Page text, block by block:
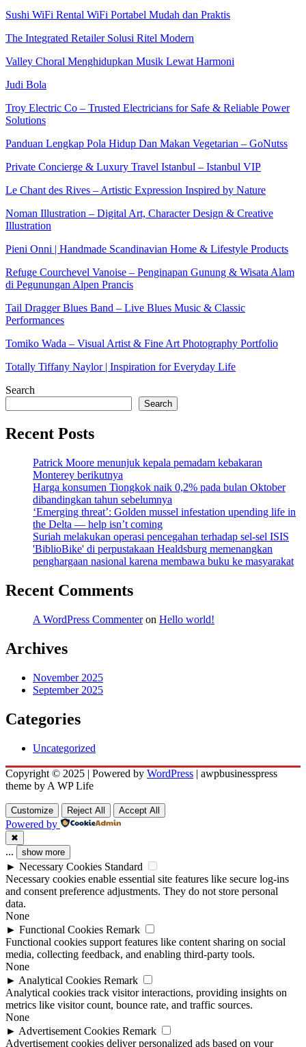
Sushi WiFi Rental WiFi Portabel Mudah dan Praktis
The Integrated Retailer Solusi Ritel Modern
Valley Choral Menghidupkan Musik Lewat Harmoni
Judi Bola
Troy Electric Co – Trusted Electricians for Safe & Reliable Power
Solutions
Panduan Lengkap Pola Hidup Dan Makan Vegetarian – GoNutss
Private Concierge & Luxury Travel Istanbul – Istanbul VIP
Le Chant des Rives – Artistic Expression Inspired by Nature
Noman Illustration – Digital Art, Character Design & Creative
Illustration
Pieni Onni | Handmade Scandinavian Home & Lifestyle Products
Refuge Courchevel Vanoise – Penginapan Gunung & Wisata Alam
di Pegunungan Alpen Prancis
Tail Dragger Blues Band – Live Blues Music & Classic
Performances
Tomiko Wada – Visual Artist & Fine Art Photography Portfolio
Totally Tiffany Naylor | Inspiration for Everyday Life
Search
Search
Recent Posts
Patrick Moore menunjuk kepala pemadam kebakaran
Monterey berikutnya
Harga konsumen Tiongkok naik 0,2% pada bulan Oktober
dibandingkan tahun sebelumnya
‘Emerging threat’: Golden mussel infestation upending life in
the Delta — help isn’t coming
Suriah melakukan operasi pencegahan terhadap sel-sel ISIS
'BiblioBike' di perpustakaan Healdsburg memenangkan
penghargaan nasional karena membawa buku ke masyarakat
Recent Comments
A WordPress Commenteron Hello world!
Archives
November 2025
September 2025
Categories
Uncategorized
Copyright © 2025 | Powered by WordPress | awpbusinesspress
theme by A WP Life
Customize Reject All Accept All
Powered by
✖
... show more
► Necessary Cookies Standard
Necessary cookies enable essential site features like secure log-ins
and consent preference adjustments. They do not store personal
data.
None
► Functional Cookies Remark
Functional cookies support features like content sharing on social
media, collecting feedback, and enabling third-party tools.
None
► Analytical Cookies Remark
Analytical cookies track visitor interactions, providing insights on
metrics like visitor count, bounce rate, and traffic sources.
None
► Advertisement Cookies Remark
Advertisement cookies deliver personalized ads based on your